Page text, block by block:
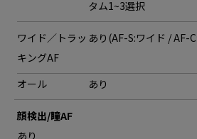
タム1~3選択
ワイド／トラッ
キングAF
あり(AF-S:ワイド / AF-
オール あり
顔検出/瞳AF
あり